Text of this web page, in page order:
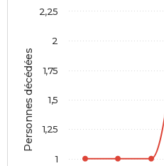
Personnes décédées
1
1,25
1,5
1,75
2
2,25